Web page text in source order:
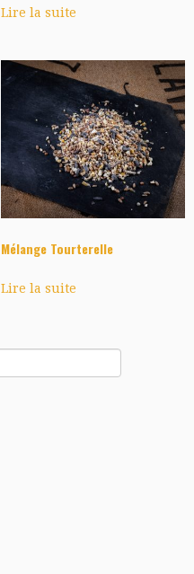
Lire la suite
Mélange Tourterelle
Lire la suite